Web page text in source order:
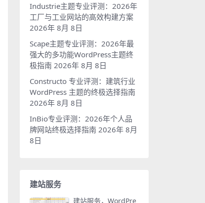
Industrie主题专业评测：2026年
工厂与工业网站的高效构建方案
2026年 8月 8日
Scape主题专业评测：2026年最
强大的多功能WordPress主题终
极指南 2026年 8月 8日
Constructo 专业评测：建筑行业
WordPress 主题的终极选择指南
2026年 8月 8日
InBio专业评测：2026年个人品
牌网站终极选择指南 2026年 8月
8日
建站服务
建站服务，WordPre